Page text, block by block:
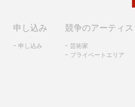
申し込み
- 申し込み
競争のアーティス
- 芸術家
- プライベートエリア